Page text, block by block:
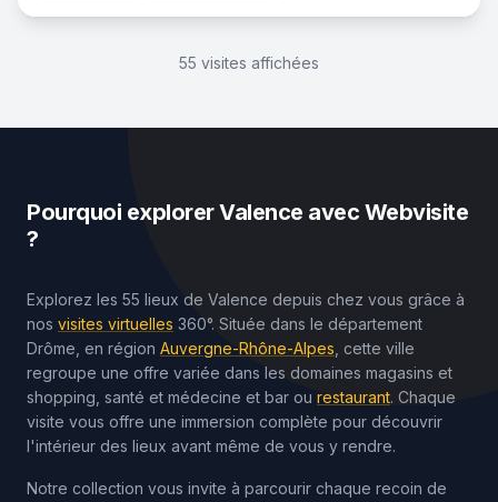
55 visites affichées
Pourquoi explorerValence avec Webvisite
?
Explorez les 55 lieux de Valence depuis chez vous grâce à
nos visites virtuelles 360°. Située dans le département
Drôme, en région Auvergne-Rhône-Alpes , cette ville
regroupe une offre variée dans les domaines magasins et
shopping, santé et médecine et bar ou restaurant. Chaque
visite vous offre une immersion complète pour découvrir
l'intérieur des lieux avant même de vous y rendre.
Notre collection vous invite à parcourir chaque recoin de